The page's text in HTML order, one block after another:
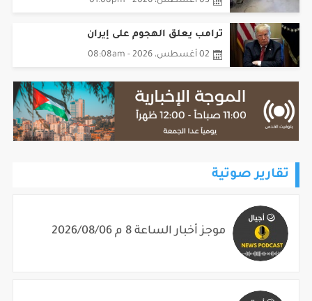
ترامب يعلق الهجوم على إيران
02 أغسطس، 2026 - 08:08am
تقارير صوتية
موجز أخبار الساعة 8 م 2026/08/06